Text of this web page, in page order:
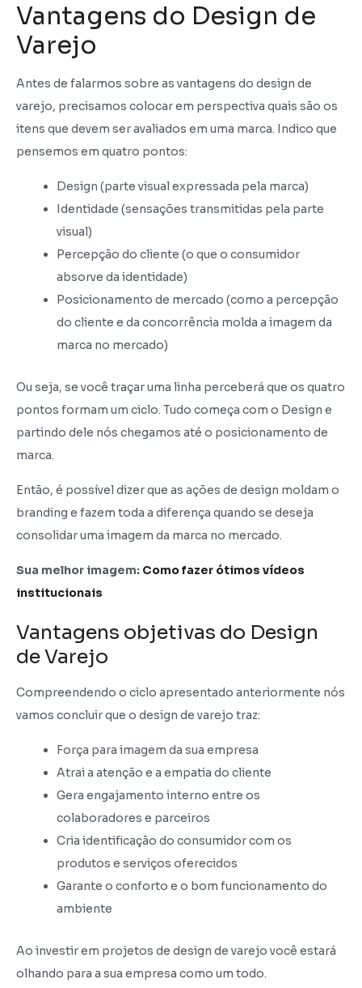
Vantagens do Design de
Varejo
Antes de falarmos sobre as vantagens do design de
varejo, precisamos colocar em perspectiva quais são os
itens que devem ser avaliados em uma marca. Indico que
pensemos em quatro pontos:
Design (parte visual expressada pela marca)
Identidade (sensações transmitidas pela parte
visual)
Percepção do cliente (o que o consumidor
absorve da identidade)
Posicionamento de mercado (como a percepção
do cliente e da concorrência molda a imagem da
marca no mercado)
Ou seja, se você traçar uma linha perceberá que os quatro
pontos formam um ciclo. Tudo começa com o Design e
partindo dele nós chegamos até o posicionamento de
marca.
Então, é possível dizer que as ações de design moldam o
branding e fazem toda a diferença quando se deseja
consolidar uma imagem da marca no mercado.
Sua melhor imagem: Como fazer ótimos vídeos
institucionais
Vantagens objetivas do Design
de Varejo
Compreendendo o ciclo apresentado anteriormente nós
vamos concluir que o design de varejo traz:
Força para imagem da sua empresa
Atrai a atenção e a empatia do cliente
Gera engajamento interno entre os
colaboradores e parceiros
Cria identificação do consumidor com os
produtos e serviços oferecidos
Garante o conforto e o bom funcionamento do
ambiente
Ao investir em projetos de design de varejo você estará
olhando para a sua empresa como um todo.